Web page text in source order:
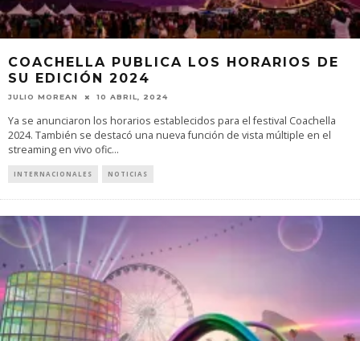
COACHELLA PUBLICA LOS HORARIOS DE
SU EDICIÓN 2024
JULIO MOREAN 10 ABRIL, 2024
Ya se anunciaron los horarios establecidos para el festival Coachella
2024. También se destacó una nueva función de vista múltiple en el
streaming en vivo ofic...
INTERNACIONALES NOTICIAS